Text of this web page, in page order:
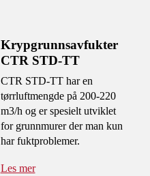
Krypgrunnsavfukter
CTR STD-TT
CTR STD-TT har en
tørrluftmengde på 200-220
m3/h og er spesielt utviklet
for grunnmurer der man kun
har fuktproblemer.
Les mer